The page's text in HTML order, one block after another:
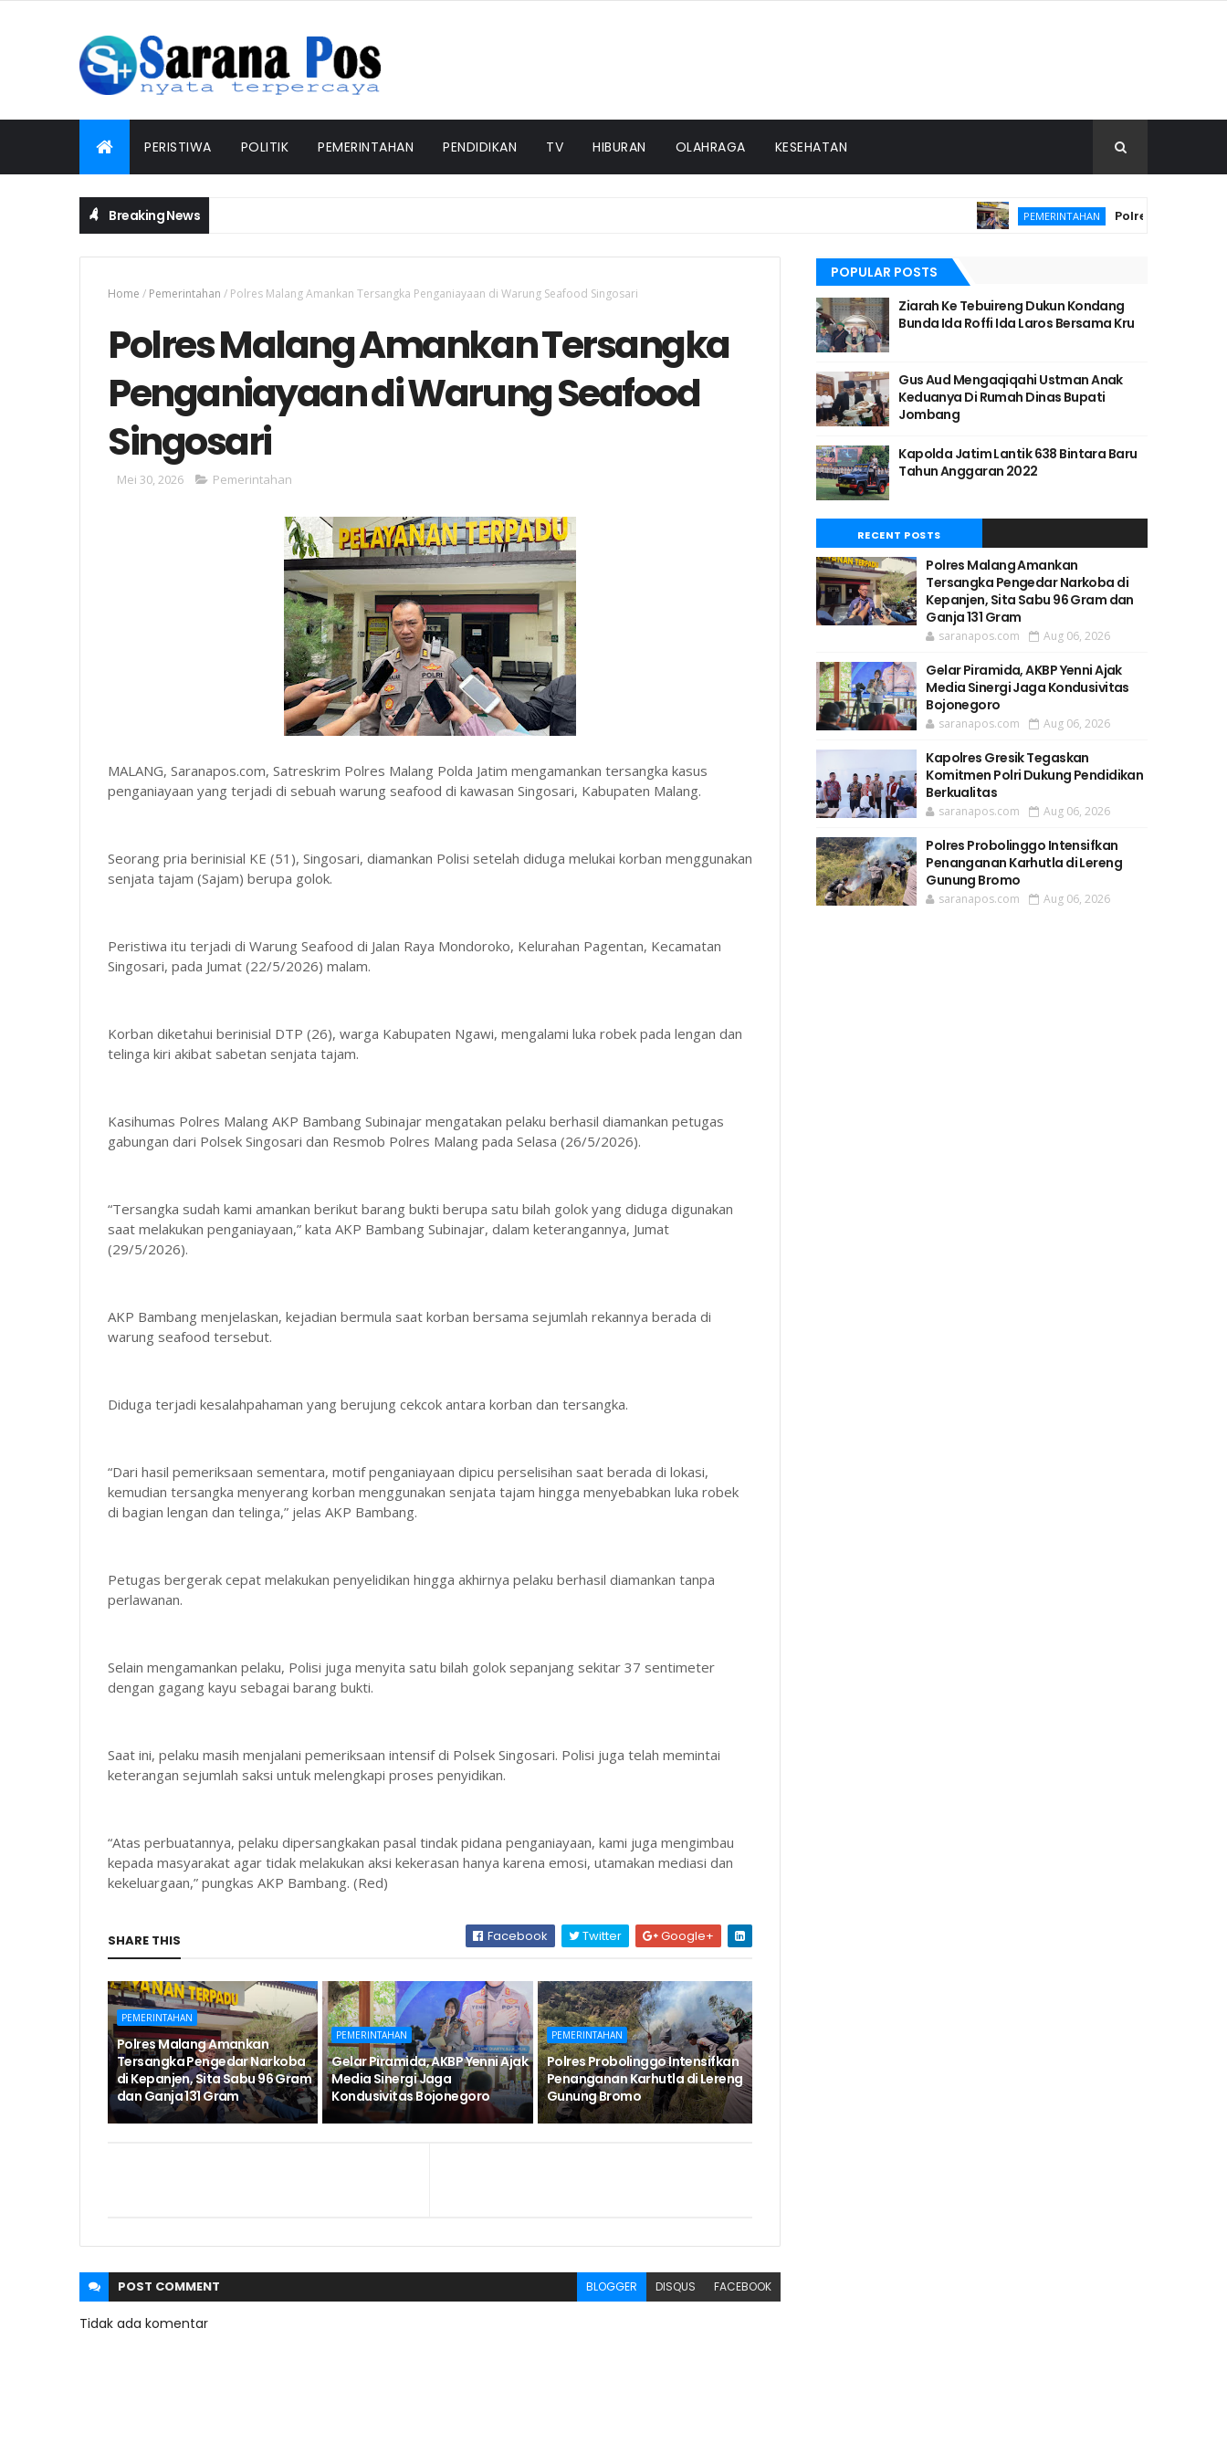
PERISTIWA POLITIK PEMERINTAHAN PENDIDIKAN TV HIBURAN OLAHRAGA KESEHATAN
Breaking News PEMERINTAHAN Polres Malang
Home / Pemerintahan / Polres Malang Amankan Tersangka Penganiayaan di Warung Seafood Singosari
Polres Malang Amankan Tersangka
Penganiayaan di Warung Seafood
Singosari
Mei 30, 2026 Pemerintahan
MALANG, Saranapos.com, Satreskrim Polres Malang Polda Jatim mengamankan tersangka kasus
penganiayaan yang terjadi di sebuah warung seafood di kawasan Singosari, Kabupaten Malang.
Seorang pria berinisial KE (51), Singosari, diamankan Polisi setelah diduga melukai korban menggunakan
senjata tajam (Sajam) berupa golok.
Peristiwa itu terjadi di Warung Seafood di Jalan Raya Mondoroko, Kelurahan Pagentan, Kecamatan
Singosari, pada Jumat (22/5/2026) malam.
Korban diketahui berinisial DTP (26), warga Kabupaten Ngawi, mengalami luka robek pada lengan dan
telinga kiri akibat sabetan senjata tajam.
Kasihumas Polres Malang AKP Bambang Subinajar mengatakan pelaku berhasil diamankan petugas
gabungan dari Polsek Singosari dan Resmob Polres Malang pada Selasa (26/5/2026).
“Tersangka sudah kami amankan berikut barang bukti berupa satu bilah golok yang diduga digunakan
saat melakukan penganiayaan,” kata AKP Bambang Subinajar, dalam keterangannya, Jumat
(29/5/2026).
AKP Bambang menjelaskan, kejadian bermula saat korban bersama sejumlah rekannya berada di
warung seafood tersebut.
Diduga terjadi kesalahpahaman yang berujung cekcok antara korban dan tersangka.
“Dari hasil pemeriksaan sementara, motif penganiayaan dipicu perselisihan saat berada di lokasi,
kemudian tersangka menyerang korban menggunakan senjata tajam hingga menyebabkan luka robek
di bagian lengan dan telinga,” jelas AKP Bambang.
Petugas bergerak cepat melakukan penyelidikan hingga akhirnya pelaku berhasil diamankan tanpa
perlawanan.
Selain mengamankan pelaku, Polisi juga menyita satu bilah golok sepanjang sekitar 37 sentimeter
dengan gagang kayu sebagai barang bukti.
Saat ini, pelaku masih menjalani pemeriksaan intensif di Polsek Singosari. Polisi juga telah memintai
keterangan sejumlah saksi untuk melengkapi proses penyidikan.
“Atas perbuatannya, pelaku dipersangkakan pasal tindak pidana penganiayaan, kami juga mengimbau
kepada masyarakat agar tidak melakukan aksi kekerasan hanya karena emosi, utamakan mediasi dan
kekeluargaan,” pungkas AKP Bambang. (Red)
SHARE THIS Facebook Twitter Google+
PEMERINTAHAN
Polres Malang Amankan
Tersangka Pengedar Narkoba
di Kepanjen, Sita Sabu 96 Gram
dan Ganja 131 Gram
PEMERINTAHAN
Gelar Piramida, AKBP Yenni Ajak
Media Sinergi Jaga
Kondusivitas Bojonegoro
PEMERINTAHAN
Polres Probolinggo Intensifkan
Penanganan Karhutla di Lereng
Gunung Bromo
POST COMMENT BLOGGER DISQUS FACEBOOK
Tidak ada komentar
POPULAR POSTS
Ziarah Ke Tebuireng Dukun Kondang
Bunda Ida Roffi Ida Laros Bersama Kru
Gus Aud Mengaqiqahi Ustman Anak
Keduanya Di Rumah Dinas Bupati
Jombang
Kapolda Jatim Lantik 638 Bintara Baru
Tahun Anggaran 2022
RECENT POSTS
Polres Malang Amankan
Tersangka Pengedar Narkoba di
Kepanjen, Sita Sabu 96 Gram dan
Ganja 131 Gram
saranapos.com Aug 06, 2026
Gelar Piramida, AKBP Yenni Ajak
Media Sinergi Jaga Kondusivitas
Bojonegoro
saranapos.com Aug 06, 2026
Kapolres Gresik Tegaskan
Komitmen Polri Dukung Pendidikan
Berkualitas
saranapos.com Aug 06, 2026
Polres Probolinggo Intensifkan
Penanganan Karhutla di Lereng
Gunung Bromo
saranapos.com Aug 06, 2026